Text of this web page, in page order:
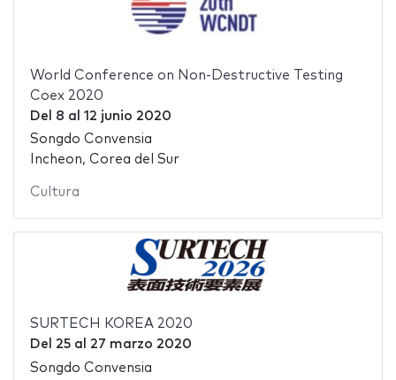
World Conference on Non-Destructive Testing
Coex 2020
Del 8 al 12 junio 2020
Songdo Convensia
Incheon, Corea del Sur
Cultura
SURTECH KOREA 2020
Del 25al 27 marzo 2020
Songdo Convensia